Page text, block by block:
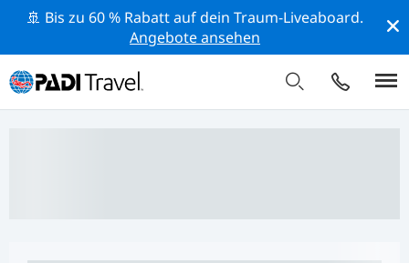
🚢 Bis zu 60 % Rabatt auf dein Traum-Liveaboard.
Angebote ansehen